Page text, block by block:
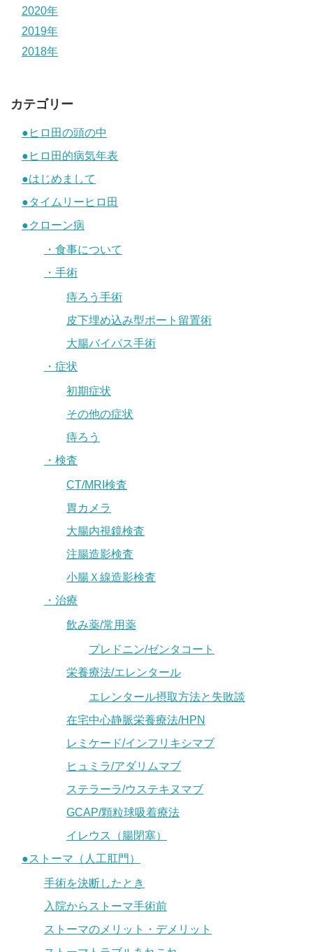
2020年
2019年
2018年
カテゴリー
●ヒロ田の頭の中
●ヒロ田的病気年表
●はじめまして
●タイムリーヒロ田
●クローン病
・食事について
・手術
痔ろう手術
皮下埋め込み型ポート留置術
大腸バイパス手術
・症状
初期症状
その他の症状
痔ろう
・検査
CT/MRI検査
胃カメラ
大腸内視鏡検査
注腸造影検査
小腸Ｘ線造影検査
・治療
飲み薬/常用薬
プレドニン/ゼンタコート
栄養療法/エレンタール
エレンタール摂取方法と失敗談
在宅中心静脈栄養療法/HPN
レミケード/インフリキシマブ
ヒュミラ/アダリムマブ
ステラーラ/ウステキヌマブ
GCAP/顆粒球吸着療法
イレウス（腸閉塞）
●ストーマ（人工肛門）
手術を決断したとき
入院からストーマ手術前
ストーマのメリット・デメリット